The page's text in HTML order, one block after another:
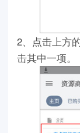
2、点击上方
击其中一项。